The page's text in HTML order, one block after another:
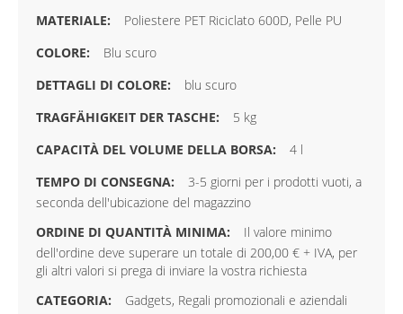
Poliestere PET Riciclato 600D, Pelle PU
Blu scuro
blu scuro
5 kg
4 l
3-5 giorni per i prodotti vuoti, a
seconda dell'ubicazione del magazzino
Il valore minimo
dell'ordine deve superare un totale di 200,00 € + IVA, per
gli altri valori si prega di inviare la vostra richiesta
Gadgets, Regali promozionali e aziendali